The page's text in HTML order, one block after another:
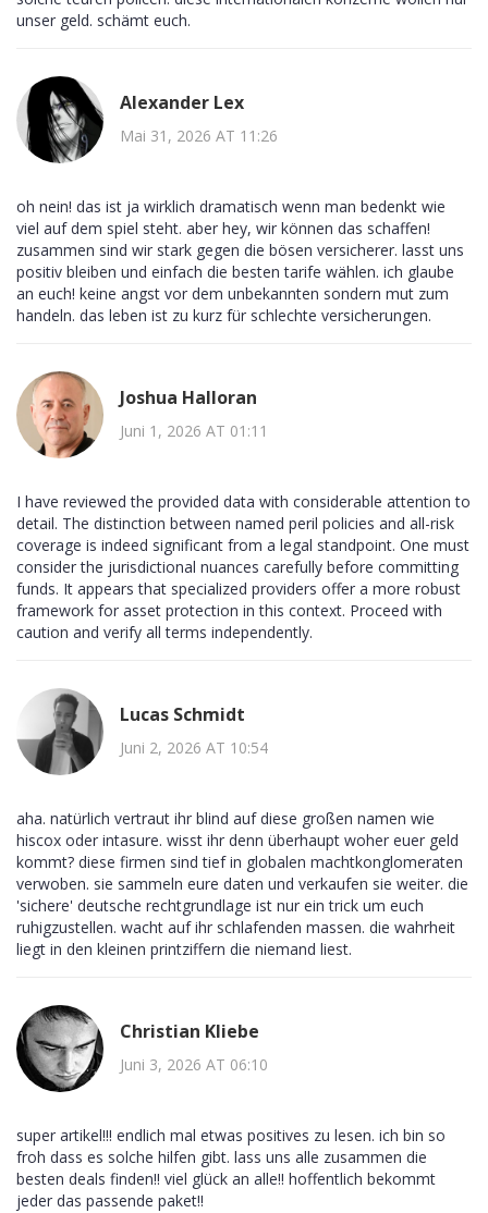
unser geld. schämt euch.
Alexander Lex
Mai 31, 2026 AT 11:26
oh nein! das ist ja wirklich dramatisch wenn man bedenkt wie
viel auf dem spiel steht. aber hey, wir können das schaffen!
zusammen sind wir stark gegen die bösen versicherer. lasst uns
positiv bleiben und einfach die besten tarife wählen. ich glaube
an euch! keine angst vor dem unbekannten sondern mut zum
handeln. das leben ist zu kurz für schlechte versicherungen.
Joshua Halloran
Juni 1, 2026 AT 01:11
I have reviewed the provided data with considerable attention to
detail. The distinction between named peril policies and all-risk
coverage is indeed significant from a legal standpoint. One must
consider the jurisdictional nuances carefully before committing
funds. It appears that specialized providers offer a more robust
framework for asset protection in this context. Proceed with
caution and verify all terms independently.
Lucas Schmidt
Juni 2, 2026 AT 10:54
aha. natürlich vertraut ihr blind auf diese großen namen wie
hiscox oder intasure. wisst ihr denn überhaupt woher euer geld
kommt? diese firmen sind tief in globalen machtkonglomeraten
verwoben. sie sammeln eure daten und verkaufen sie weiter. die
'sichere' deutsche rechtgrundlage ist nur ein trick um euch
ruhigzustellen. wacht auf ihr schlafenden massen. die wahrheit
liegt in den kleinen printziffern die niemand liest.
Christian Kliebe
Juni 3, 2026 AT 06:10
super artikel!!! endlich mal etwas positives zu lesen. ich bin so
froh dass es solche hilfen gibt. lass uns alle zusammen die
besten deals finden!! viel glück an alle!! hoffentlich bekommt
jeder das passende paket!!